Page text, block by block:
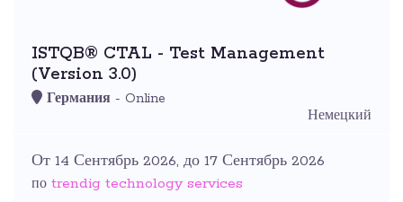
ISTQB® CTAL - Test Management
(Version 3.0)
Германия - Online
Немецкий
От 14 Сентябрь 2026, до 17 Сентябрь 2026
по trendig technology services